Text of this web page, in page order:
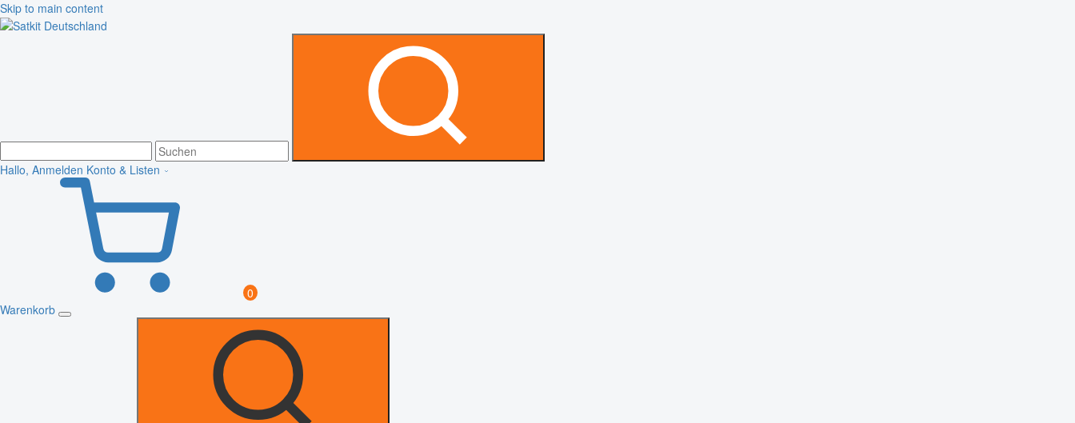
Skip to main content
Hallo, Anmelden Konto & Listen
0
Warenkorb